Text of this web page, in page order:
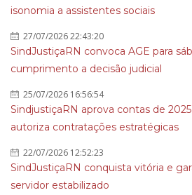
isonomia a assistentes sociais
27/07/2026 22:43:20
SindJustiçaRN convoca AGE para
cumprimento a decisão judicial
25/07/2026 16:56:54
SindjustiçaRN aprova contas de
autoriza contratações estratégicas
22/07/2026 12:52:23
SindJustiçaRN conquista vitória e
servidor estabilizado